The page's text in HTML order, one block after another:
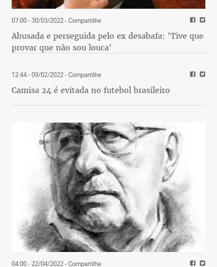
07:00 - 30/03/2022- Compartilhe
Abusada e perseguida pelo ex desabafa: 'Tive que
provar que não sou louca'
12:44 - 09/02/2022- Compartilhe
Camisa 24 é evitada no futebol brasileiro
04:00 - 22/04/2022- Compartilhe